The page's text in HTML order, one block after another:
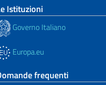
Istituzioni
Governo Italiano
Europa.eu
frequenti